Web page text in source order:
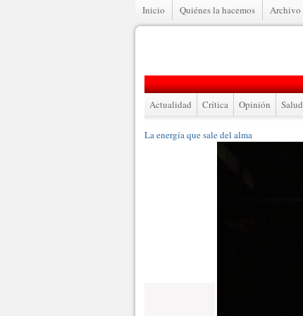
Inicio Quiénes la hacemos Archivo
Actualidad Crítica Opinión Salud
La energía que sale del alma